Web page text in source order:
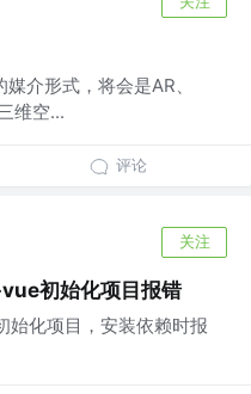
介形式，将会是AR、
维空...
评论
关注
初始化项目报错
化项目，安装依赖时报